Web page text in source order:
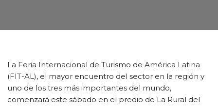
La Feria Internacional de Turismo de América Latina
(FIT-AL), el mayor encuentro del sector en la región y
uno de los tres más importantes del mundo,
comenzará este sábado en el predio de La Rural del